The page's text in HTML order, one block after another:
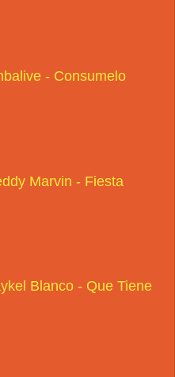
- Consumelo
Marvin - Fiesta
Blanco - Que Tiene